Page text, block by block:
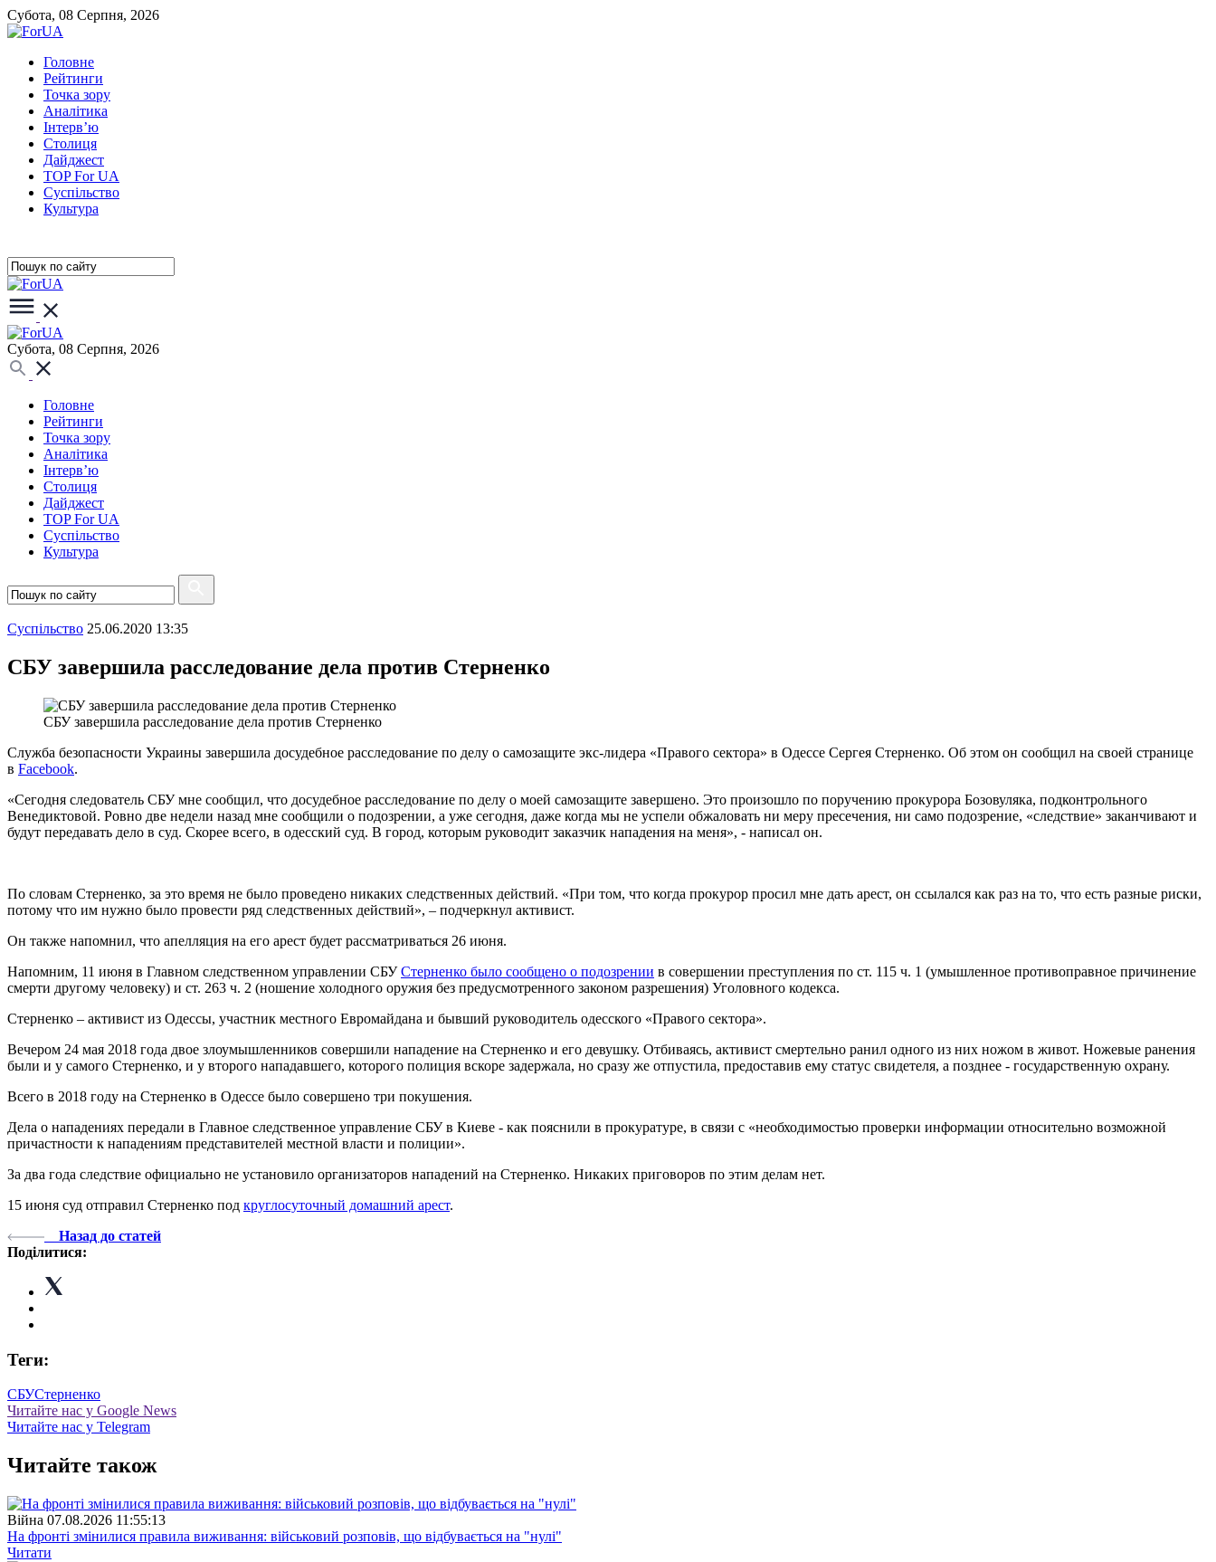
Субота, 08 Серпня, 2026
Головне
Рейтинги
Точка зору
Аналітика
Інтерв’ю
Столиця
Дайджест
TOP For UA
Суспiльство
Культура
Субота, 08 Серпня, 2026
Головне
Рейтинги
Точка зору
Аналітика
Інтерв’ю
Столиця
Дайджест
TOP For UA
Суспiльство
Культура
Суспiльство 25.06.2020 13:35
СБУ завершила расследование дела против Стерненко
СБУ завершила расследование дела против Стерненко
Служба безопасности Украины завершила досудебное расследование по делу о самозащите экс-лидера «Правого сектора» в Одессе Сергея Стерненко. Об этом он сообщил на своей странице
в Facebook.
«Сегодня следователь СБУ мне сообщил, что досудебное расследование по делу о моей самозащите завершено. Это произошло по поручению прокурора Бозовуляка, подконтрольного
Венедиктовой. Ровно две недели назад мне сообщили о подозрении, а уже сегодня, даже когда мы не успели обжаловать ни меру пресечения, ни само подозрение, «следствие» заканчивают и
будут передавать дело в суд. Скорее всего, в одесский суд. В город, которым руководит заказчик нападения на меня», - написал он.
По словам Стерненко, за это время не было проведено никаких следственных действий. «При том, что когда прокурор просил мне дать арест, он ссылался как раз на то, что есть разные риски,
потому что им нужно было провести ряд следственных действий», – подчеркнул активист.
Он также напомнил, что апелляция на его арест будет рассматриваться 26 июня.
Напомним, 11 июня в Главном следственном управлении СБУСтерненко было сообщено о подозрении в совершении преступления по ст. 115 ч. 1 (умышленное противоправное причинение
смерти другому человеку) и ст. 263 ч. 2 (ношение холодного оружия без предусмотренного законом разрешения) Уголовного кодекса.
Стерненко – активист из Одессы, участник местного Евромайдана и бывший руководитель одесского «Правого сектора».
Вечером 24 мая 2018 года двое злоумышленников совершили нападение на Стерненко и его девушку. Отбиваясь, активист смертельно ранил одного из них ножом в живот. Ножевые ранения
были и у самого Стерненко, и у второго нападавшего, которого полиция вскоре задержала, но сразу же отпустила, предоставив ему статус свидетеля, а позднее - государственную охрану.
Всего в 2018 году на Стерненко в Одессе было совершено три покушения.
Дела о нападениях передали в Главное следственное управление СБУ в Киеве - как пояснили в прокуратуре, в связи с «необходимостью проверки информации относительно возможной
причастности к нападениям представителей местной власти и полиции».
За два года следствие официально не установило организаторов нападений на Стерненко. Никаких приговоров по этим делам нет.
15 июня суд отправил Стерненко под круглосуточный домашний арест.
Назад до статей
Поділитися:
Теги:
СБУСтерненко
Читайте нас у Google News
Читайте нас у Telegram
Читайте також
Війна 07.08.2026 11:55:13
На фронті змінилися правила виживання: військовий розповів, що відбувається на "нулі"
Читати